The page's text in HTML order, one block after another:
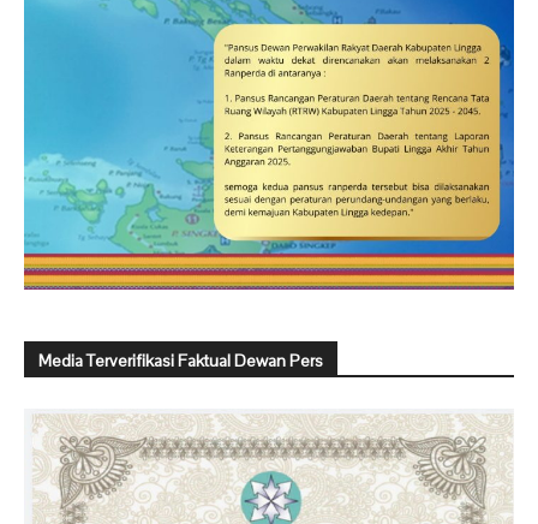
Media Terverifikasi Faktual Dewan Pers